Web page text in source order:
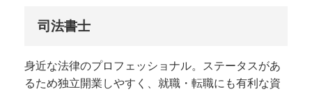
司法書士
身近な法律のプロフェッショナル。ステータスがあ
るため独立開業しやすく、就職・転職にも有利な資